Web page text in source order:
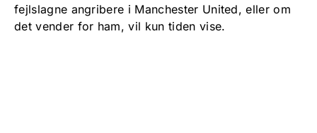
fejlslagne angribere i Manchester United, eller om
det vender for ham, vil kun tiden vise.